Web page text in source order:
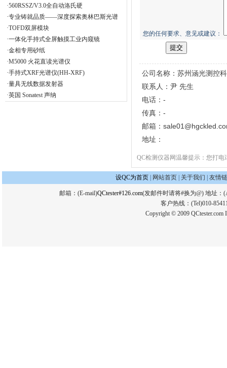
·560RSSZ/V3.0全自动洛氏硬
·专业铸就品质——深度探索奥林巴斯光谱
·TOFD双屏模块
·一体化手持式全屏触摸工业内窥镜
·金相专用砂纸
·M5000 火花直读光谱仪
·手持式XRF光谱仪(HH-XRF)
·量具无线数据发射器
·英国 Sonatest 声纳
您的任何要求、意见或建议：
公司名称：苏州涵光测控
联系人：尹 先生
电话：-
传真：-
邮箱：
地址：
QC检测仪器网温馨提示：您打
设QC为首页| 网站首页| 关于我们 友情
邮箱：(E-mail)QCtester#126.com(发邮件时请将#换为@) 地址：
客户热线：(Tel)010-
Copyright © 2009 QCtester.com